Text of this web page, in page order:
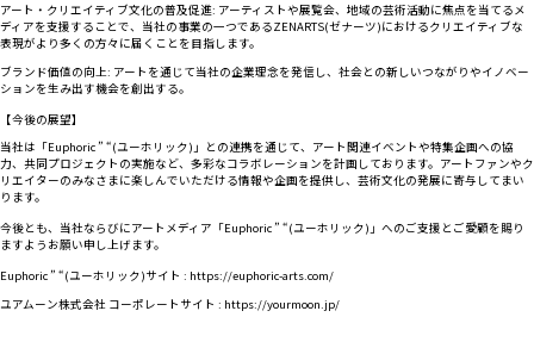
アート・クリエイティブ文化の普及促進: アーティストや展覧会、地域の芸術活動に焦点を当てるメ
ディアを支援することで、当社の事業の一つであるZENARTS(ゼナーツ)におけるクリエイティブな
表現がより多くの方々に届くことを目指します。
ブランド価値の向上: アートを通じて当社の企業理念を発信し、社会との新しいつながりやイノベー
ションを生み出す機会を創出する。
【今後の展望】
当社は「Euphoric ” “(ユーホリック)」との連携を通じて、アート関連イベントや特集企画への協
力、共同プロジェクトの実施など、多彩なコラボレーションを計画しております。アートファンやク
リエイターのみなさまに楽しんでいただける情報や企画を提供し、芸術文化の発展に寄与してまい
ります。
今後とも、当社ならびにアートメディア「Euphoric ” “(ユーホリック)」へのご支援とご愛顧を賜り
ますようお願い申し上げます。
Euphoric ” “(ユーホリック)サイト : https://euphoric-arts.com/
ユアムーン株式会社 コーポレートサイト : https://yourmoon.jp/